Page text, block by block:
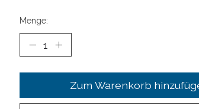
Menge:
Zum Warenkorb